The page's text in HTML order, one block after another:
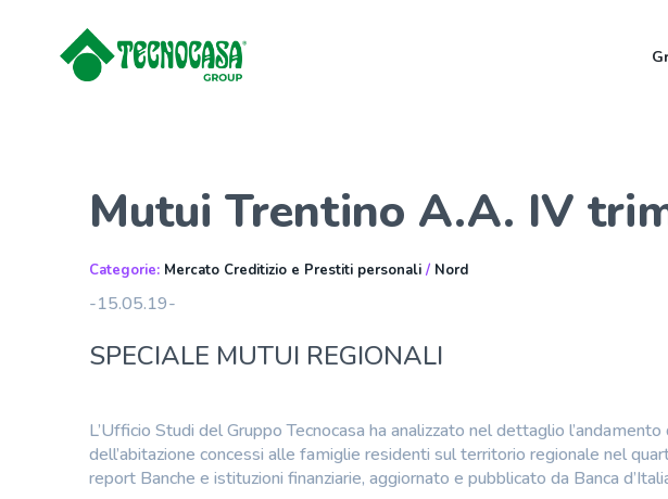
Mutui Trentino A.A. IV
Categorie: Mercato Creditizio e Prestiti personali / Nord
-15.05.19-
SPECIALE MUTUI REGIONALI
L’Ufficio Studi del Gruppo Tecnocasa ha analizzato nel dettaglio
dell’abitazione concessi alle famiglie residenti sul territorio regionale nel
report Banche e istituzioni finanziarie, aggiornato e pubblicato da Banca